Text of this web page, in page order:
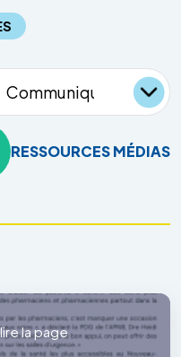
RESSOURCES MÉDIAS
la page